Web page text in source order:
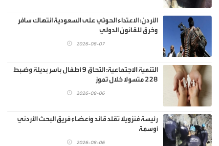
الأردن: الاعتداء الحوثي على السعودية انتهاك سافر
وخرق للقانون الدولي
2026-08-07
‏التنمية الاجتماعية: التحاق 9 أطفال بأسر بديلة وضبط
228 متسولا خلال تموز
2026-08-06
رئيسة فنزويلا تقلد قائد وأعضاء فريق البحث الأردني
أوسمة
2026-08-06